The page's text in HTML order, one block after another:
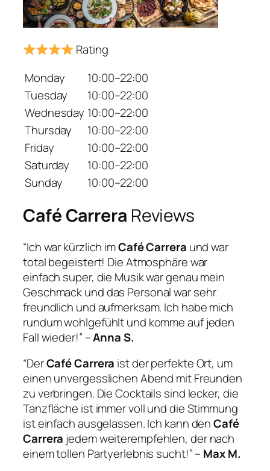
Rating
Monday
10:00–22:00
Tuesday
10:00–22:00
Wednesday 10:00–22:00
Thursday
10:00–22:00
Friday
10:00–22:00
Saturday
10:00–22:00
Sunday
10:00–22:00
Café Carrera Reviews
“Ich war kürzlich imCafé Carrera und war
total begeistert! Die Atmosphäre war
einfach super, die Musik war genau mein
Geschmack und das Personal war sehr
freundlich und aufmerksam. Ich habe mich
rundum wohlgefühlt und komme auf jeden
Fall wieder!” –Anna S.
“DerCafé Carrera ist der perfekte Ort, um
einen unvergesslichen Abend mit Freunden
zu verbringen. Die Cocktails sind lecker, die
Tanzfläche ist immer voll und die Stimmung
ist einfach ausgelassen. Ich kann denCafé
Carrera jedem weiterempfehlen, der nach
einem tollen Partyerlebnis sucht!” – Max M.